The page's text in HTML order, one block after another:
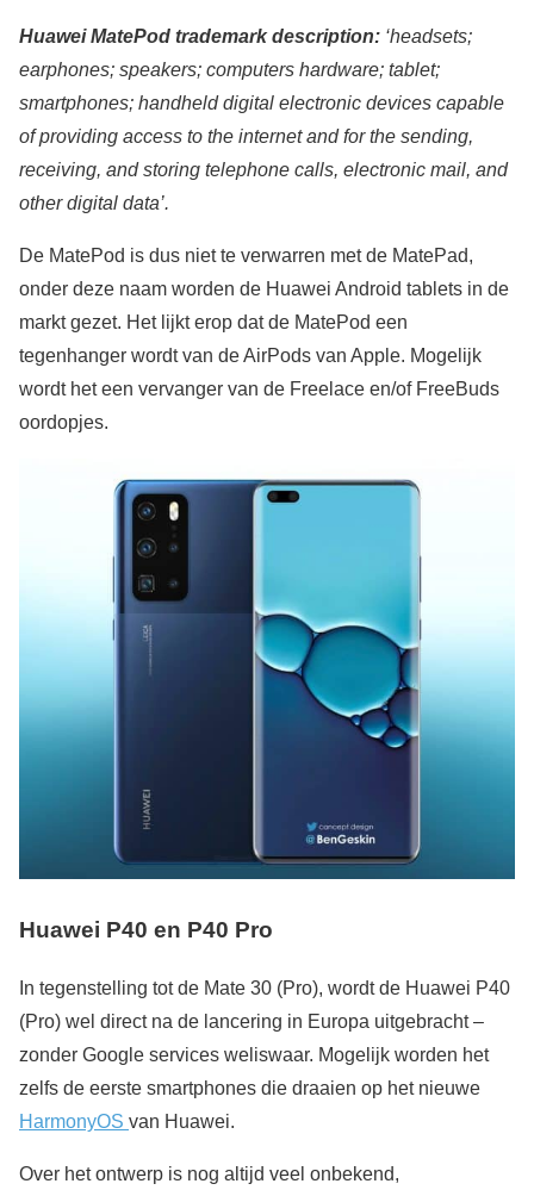
Huawei MatePod trademark description: ‘headsets;
earphones; speakers; computers hardware; tablet;
smartphones; handheld digital electronic devices capable
of providing access to the internet and for the sending,
receiving, and storing telephone calls, electronic mail, and
other digital data’.
De MatePod is dus niet te verwarren met de MatePad,
onder deze naam worden de Huawei Android tablets in de
markt gezet. Het lijkt erop dat de MatePod een
tegenhanger wordt van de AirPods van Apple. Mogelijk
wordt het een vervanger van de Freelace en/of FreeBuds
oordopjes.
Huawei P40 en P40 Pro
In tegenstelling tot de Mate 30 (Pro), wordt de Huawei P40
(Pro) wel direct na de lancering in Europa uitgebracht –
zonder Google services weliswaar. Mogelijk worden het
zelfs de eerste smartphones die draaien op het nieuwe
HarmonyOS van Huawei.
Over het ontwerp is nog altijd veel onbekend,